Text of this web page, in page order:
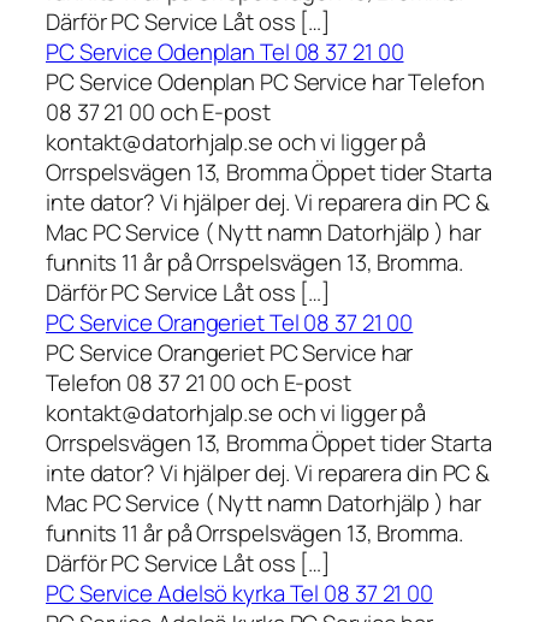
Därför PC Service Låt oss […]
PC Service Odenplan Tel 08 37 21 00
PC Service Odenplan PC Service har Telefon
08 37 21 00 och E-post
kontakt@datorhjalp.se och vi ligger på
Orrspelsvägen 13, Bromma Öppet tider Starta
inte dator? Vi hjälper dej. Vi reparera din PC &
Mac PC Service ( Nytt namn Datorhjälp ) har
funnits 11 år på Orrspelsvägen 13, Bromma.
Därför PC Service Låt oss […]
PC Service Orangeriet Tel 08 37 21 00
PC Service Orangeriet PC Service har
Telefon 08 37 21 00 och E-post
kontakt@datorhjalp.se och vi ligger på
Orrspelsvägen 13, Bromma Öppet tider Starta
inte dator? Vi hjälper dej. Vi reparera din PC &
Mac PC Service ( Nytt namn Datorhjälp ) har
funnits 11 år på Orrspelsvägen 13, Bromma.
Därför PC Service Låt oss […]
PC Service Adelsö kyrka Tel 08 37 21 00